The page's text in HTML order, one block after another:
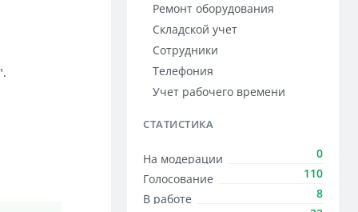
Ремонт оборудования
Складской учет
Сотрудники
Телефония
Учет рабочего времени
СТАТИСТИКА
На модерации
0
Голосование
110
В работе
8